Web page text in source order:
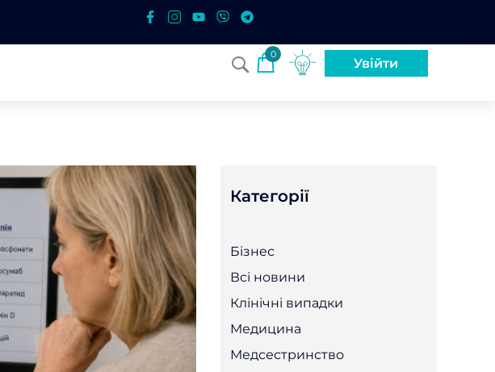
0
Увійти
Категорії
Бізнес
Всі новини
Клінічні випадки
Медицина
Медсестринство